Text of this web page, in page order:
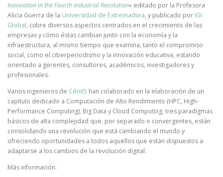
Innovation in the Fourth Industrial Revolution» editado por la Profesora
Alicia Guerra de la Universidad de Extremadura, y publicado por IGI
Global, cubre diversos aspectos centrados en el crecimiento de las
empresas y cómo éstas cambian junto con la economía y la
infraestructura, al mismo tiempo que examina, tanto el compromiso
social, como el ciberperiodismo y la innovación educativa, estando
orientado a gerentes, consultores, académicos, investigadores y
profesionales.
Varios ingenieros de CénitS han colaborado en la elaboración de un
capítulo dedicado a Computación de Alto Rendimiento (HPC, High-
Performance Computing), Big Data y Cloud Computing, tres paradigmas
básicos de alta complejidad que, por separado o convergentes, están
consolidando una revolución que está cambiando el mundo y
ofreciendo oportunidades a todos aquellos que están dispuestos a
adaptarse a los cambios de la revolución digital.
Más información: